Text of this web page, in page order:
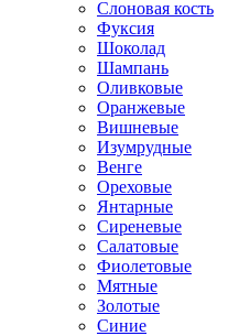
Слоновая кость
Фуксия
Шоколад
Шампань
Оливковые
Оранжевые
Вишневые
Изумрудные
Венге
Ореховые
Янтарные
Сиреневые
Салатовые
Фиолетовые
Мятные
Золотые
Синие